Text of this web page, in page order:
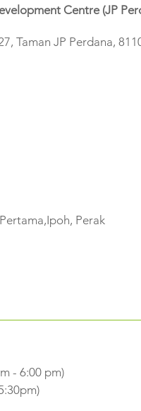
Centre (JP
Taman JP Perdana,
Perak​
- 6:00 pm)